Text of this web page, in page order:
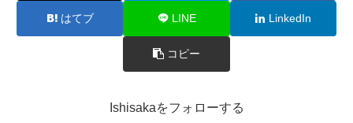
はてブ LINE LinkedIn
コピー
Ishisakaをフォローする